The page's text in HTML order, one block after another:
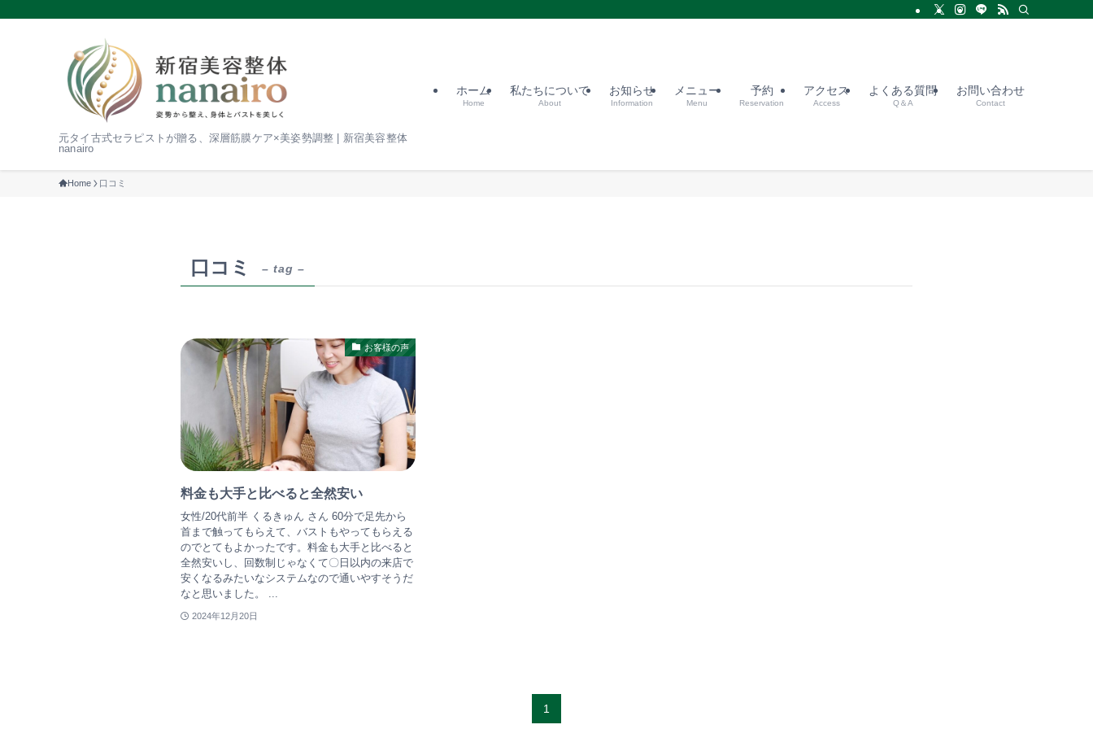
元タイ古式セラピストが贈る、深層筋膜ケア×美姿勢調整 | 新宿美容整体
nanairo
ホーム
Home
私たちについて
About
お知らせ
Information
メニュー
Menu
予約
Reservation
アクセス
Access
よくある質問
Q＆A
お問い合わせ
Contact
Home 口コミ
口コミ – tag –
お客様の声
料金も大手と比べると全然安い
女性/20代前半 くるきゅん さん 60分で足先から
首まで触ってもらえて、バストもやってもらえる
のでとてもよかったです。料金も大手と比べると
全然安いし、回数制じゃなくて〇日以内の来店で
安くなるみたいなシステムなので通いやすそうだ
なと思いました。 ...
2024年12月20日
1